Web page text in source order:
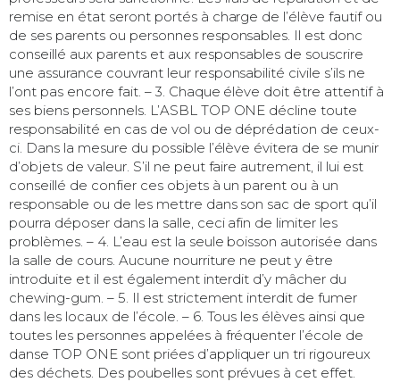
remise en état seront portés à charge de l’élève fautif ou
de ses parents ou personnes responsables. Il est donc
conseillé aux parents et aux responsables de souscrire
une assurance couvrant leur responsabilité civile s’ils ne
l’ont pas encore fait. – 3. Chaque élève doit être attentif à
ses biens personnels. L’ASBL TOP ONE décline toute
responsabilité en cas de vol ou de déprédation de ceux-
ci. Dans la mesure du possible l’élève évitera de se munir
d’objets de valeur. S’il ne peut faire autrement, il lui est
conseillé de confier ces objets à un parent ou à un
responsable ou de les mettre dans son sac de sport qu’il
pourra déposer dans la salle, ceci afin de limiter les
problèmes. – 4. L’eau est la seule boisson autorisée dans
la salle de cours. Aucune nourriture ne peut y être
introduite et il est également interdit d’y mâcher du
chewing-gum. – 5. Il est strictement interdit de fumer
dans les locaux de l’école. – 6. Tous les élèves ainsi que
toutes les personnes appelées à fréquenter l’école de
danse TOP ONE sont priées d’appliquer un tri rigoureux
des déchets. Des poubelles sont prévues à cet effet.